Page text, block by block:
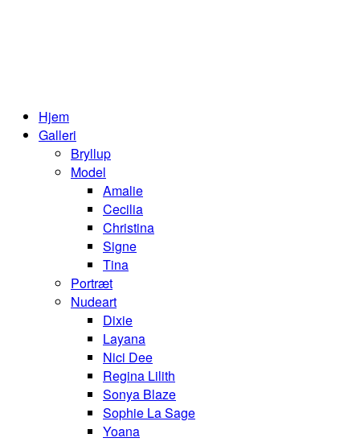
Hjem
Galleri
Bryllup
Model
Amalie
Cecilia
Christina
Signe
Tina
Portræt
Nudeart
Dixie
Layana
Nici Dee
Regina Lilith
Sonya Blaze
Sophie La Sage
Yoana